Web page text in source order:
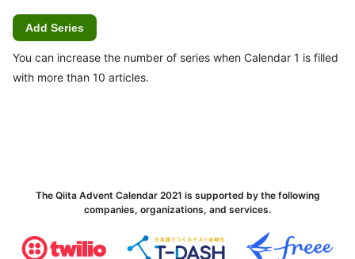
Add Series
You can increase the number of series when Calendar 1 is filled
with more than 10 articles.
The Qiita Advent Calendar 2021 is supported by the following
companies, organizations, and services.